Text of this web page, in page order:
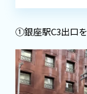
①銀座駅C3出口